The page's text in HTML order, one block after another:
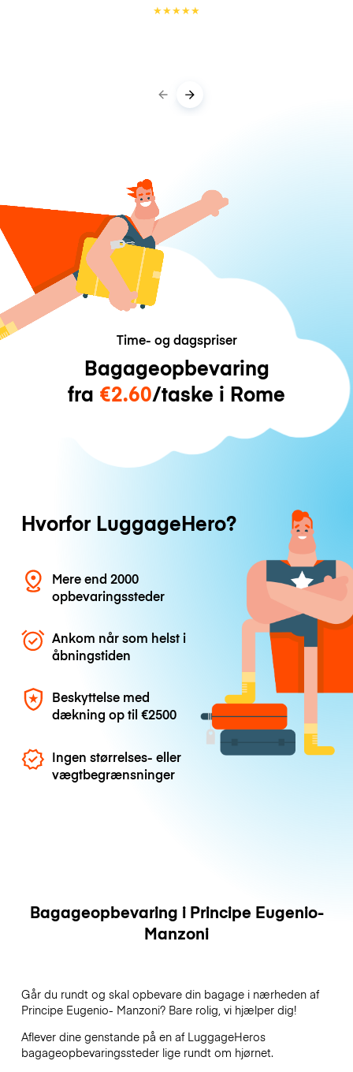
★★★★★
Time- og dagspriser
Bagageopbevaring
fra €2.60/taske i Rome
Hvorfor LuggageHero?
Mere end 2000
opbevaringssteder
Ankom når som helst i
åbningstiden
Beskyttelse med
dækning op til€2500
Ingen størrelses- eller
vægtbegrænsninger
Bagageopbevaring i Principe Eugenio-
Manzoni
Går du rundt og skal opbevare din bagage i nærheden af
Principe Eugenio- Manzoni? Bare rolig, vi hjælper dig!
Aflever dine genstande på en af LuggageHeros
bagageopbevaringssteder lige rundt om hjørnet.